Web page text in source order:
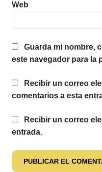
Web
Guarda mi nombre,
este navegador para la
Recibir un correo
comentarios a esta
Recibir un correo
entrada.